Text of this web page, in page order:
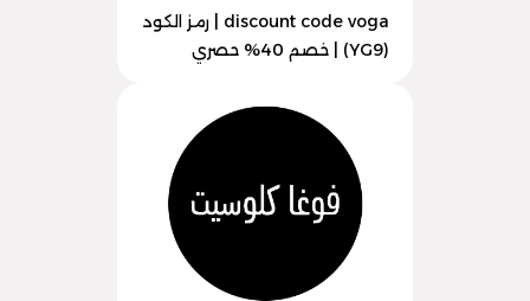
discount code voga | رمز الكود
(YG9) | خصم 40% حصري